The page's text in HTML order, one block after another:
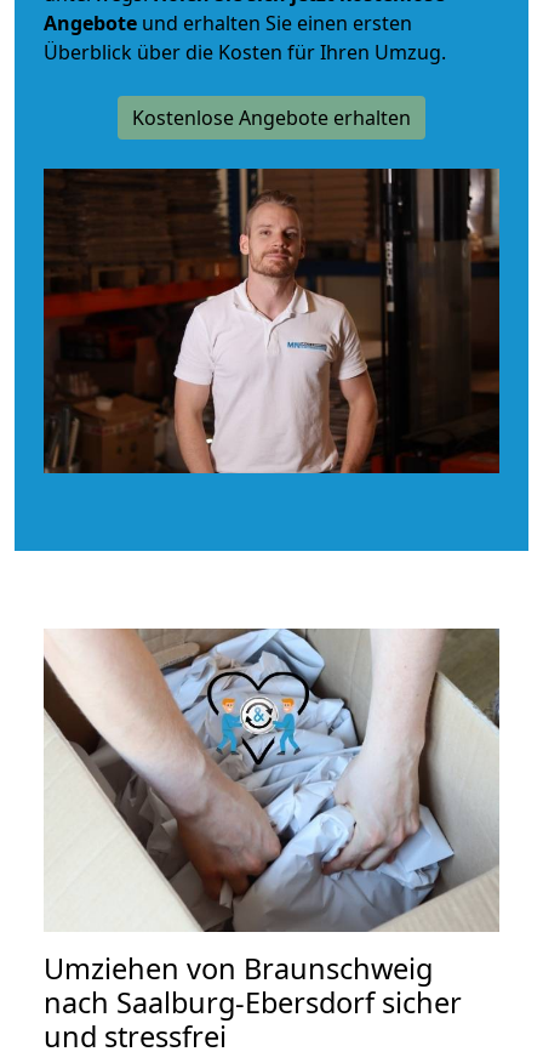
Angebote und erhalten Sie einen ersten
Überblick über die Kosten für Ihren Umzug.
Kostenlose Angebote erhalten
Umziehen von Braunschweig
nach Saalburg-Ebersdorfsicher
und stressfrei